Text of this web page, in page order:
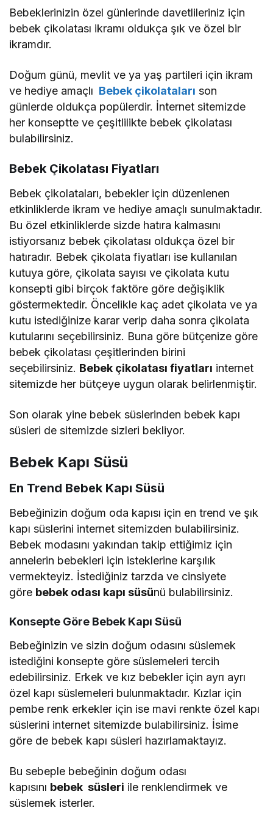
Bebeklerinizin özel günlerinde davetlileriniz için
bebek çikolatası ikramı oldukça şık ve özel bir
ikramdır.
Doğum günü, mevlit ve ya yaş partileri için ikram
ve hediye amaçlı Bebek çikolataları son
günlerde oldukça popülerdir. İnternet sitemizde
her konseptte ve çeşitlilikte bebek çikolatası
bulabilirsiniz.
Bebek Çikolatası Fiyatları
Bebek çikolataları, bebekler için düzenlenen
etkinliklerde ikram ve hediye amaçlı sunulmaktadır.
Bu özel etkinliklerde sizde hatıra kalmasını
istiyorsanız bebek çikolatası oldukça özel bir
hatıradır. Bebek çikolata fiyatları ise kullanılan
kutuya göre, çikolata sayısı ve çikolata kutu
konsepti gibi birçok faktöre göre değişiklik
göstermektedir. Öncelikle kaç adet çikolata ve ya
kutu istediğinize karar verip daha sonra çikolata
kutularını seçebilirsiniz. Buna göre bütçenize göre
bebek çikolatası çeşitlerinden birini
seçebilirsiniz. Bebek çikolatası fiyatları internet
sitemizde her bütçeye uygun olarak belirlenmiştir.
Son olarak yine bebek süslerinden bebek kapı
süsleri de sitemizde sizleri bekliyor.
Bebek Kapı Süsü
En Trend Bebek Kapı Süsü
Bebeğinizin doğum oda kapısı için en trend ve şık
kapı süslerini internet sitemizden bulabilirsiniz.
Bebek modasını yakından takip ettiğimiz için
annelerin bebekleri için isteklerine karşılık
vermekteyiz. İstediğiniz tarzda ve cinsiyete
göre bebek odası kapı süsünü bulabilirsiniz.
Konsepte Göre Bebek Kapı Süsü
Bebeğinizin ve sizin doğum odasını süslemek
istediğini konsepte göre süslemeleri tercih
edebilirsiniz. Erkek ve kız bebekler için ayrı ayrı
özel kapı süslemeleri bulunmaktadır. Kızlar için
pembe renk erkekler için ise mavi renkte özel kapı
süslerini internet sitemizde bulabilirsiniz. İsime
göre de bebek kapı süsleri hazırlamaktayız.
Bu sebeple bebeğinin doğum odası
kapısını bebek süsleri ile renklendirmek ve
süslemek isterler.